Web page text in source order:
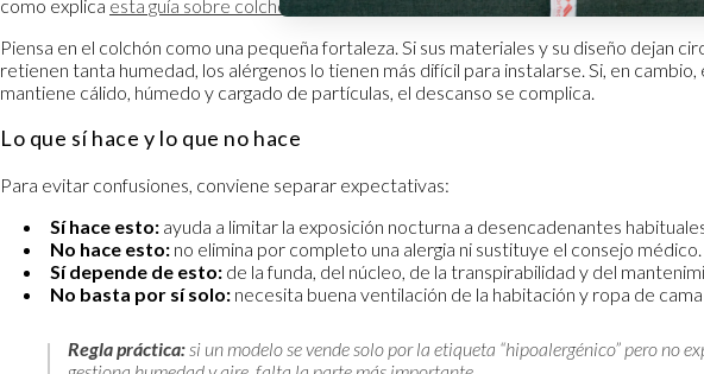
como explica esta guía sobre colchón hipoalergénico y antiácaros
Piensa en el colchón como una pequeña fortaleza. Si sus materiales y su diseño dejan
retienen tanta humedad, los alérgenos lo tienen más difícil para instalarse. Si, en
mantiene cálido, húmedo y cargado de partículas, el descanso se complica.
Lo que sí hace y lo que no hace
Para evitar confusiones, conviene separar expectativas:
Sí hace esto: ayuda a limitar la exposición nocturna a desencadenantes
No hace esto: no elimina por completo una alergia ni sustituye el consejo médico.
Sí depende de esto: de la funda, del núcleo, de la transpirabilidad y del
No basta por sí solo: necesita buena ventilación de la habitación y ropa de
Regla práctica:si un modelo se vende solo por la etiqueta “hipoalergénico” pero no